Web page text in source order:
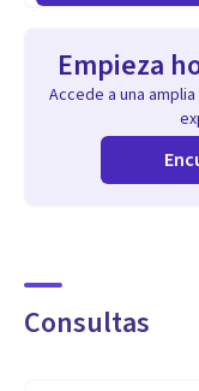
Empieza
Accede a una
Consultas